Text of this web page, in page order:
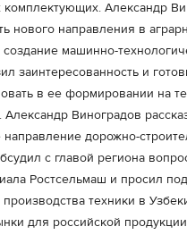
комплектующих. Александр
нового направления в
машинно-
заинтересованность и
в ее формировании на
Александр Виноградов
дорожно-
с главой региона
Ростсельмаш и просил
техники в
для российской